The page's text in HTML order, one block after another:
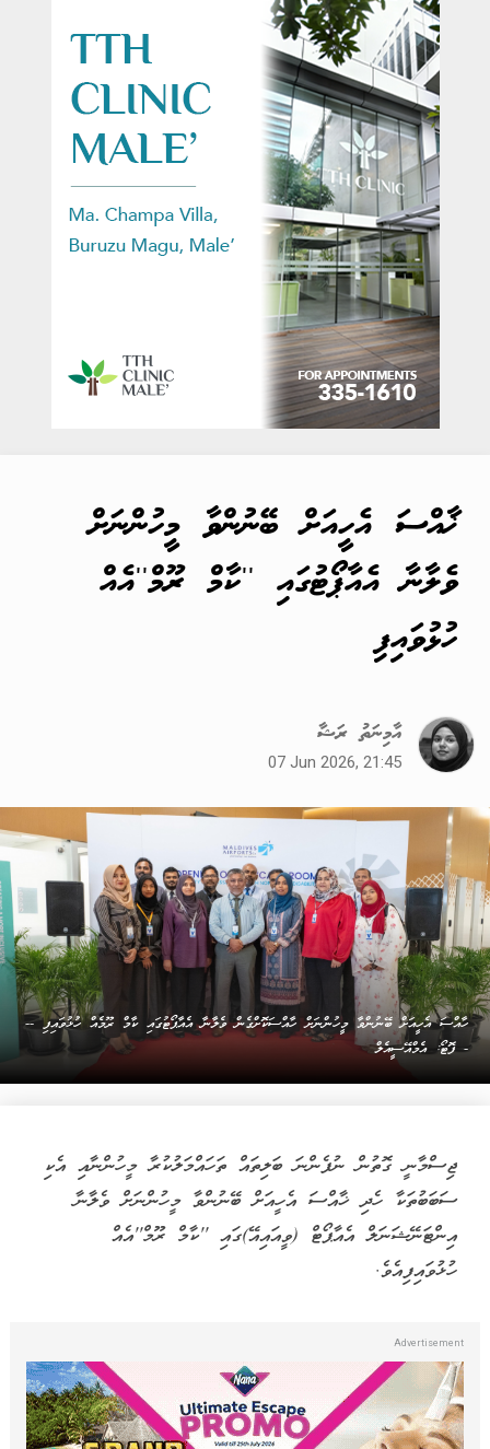
ޚާއްސަ އެހީއަށް ބޭނުންވާ މީހުންނަށް
ވެލާނާ އެއާޕޯޓުގައި ''ކާމް ރޫމް''އެއް
ހުޅުވައިފި
އާމިނަތު ރަޝާ
07 Jun 2026, 21:45
ހާއްސަ އެހީއަށް ބޭނުންވާ މީހުންނަށް ހާއްސަކޮށްގެން ވެލާނާ އެއާޕޯޓުގައި ކާމް ރޫމެއް ހުޅުވައިފި --
- ފޮޓޯ: އެމްއޭސީއެލް
ޖިސްމާނީ ގޮތުން ނުފެންނަ ބަލިތައް ތަހައްމަލުކުރާ މީހުންނާއި އެކި
ސަބަބުތަކާ ހެދި ޚާއްސަ އެހީއަށް ބޭނުންވާ މީހުންނަށް ވެލާނާ
އިންޓަނޭޝަނަލް އެއާޕޯޓް (ވީއައިއޭ)ގައި ''ކާމް ރޫމް''އެއް
ހުޅުވައިފިއެވެ.